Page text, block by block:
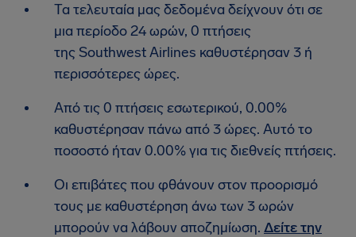
Τα τελευταία μας δεδομένα δείχνουν ότι σε
μια περίοδο 24 ωρών, 0 πτήσεις
της Southwest Airlines καθυστέρησαν 3 ή
περισσότερες ώρες.
Από τις 0 πτήσεις εσωτερικού, 0.00%
καθυστέρησαν πάνω από 3 ώρες. Αυτό το
ποσοστό ήταν 0.00% για τις διεθνείς πτήσεις.
Οι επιβάτες που φθάνουν στον προορισμό
τους με καθυστέρηση άνω των 3 ωρών
μπορούν να λάβουν αποζημίωση. Δείτε την